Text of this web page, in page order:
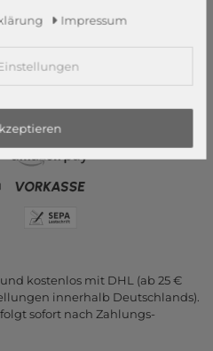
kostenlos mit DHL (ab 25 €
inner­halb Deutsch­lands).
sofort nach Zahlungs­
Impressum